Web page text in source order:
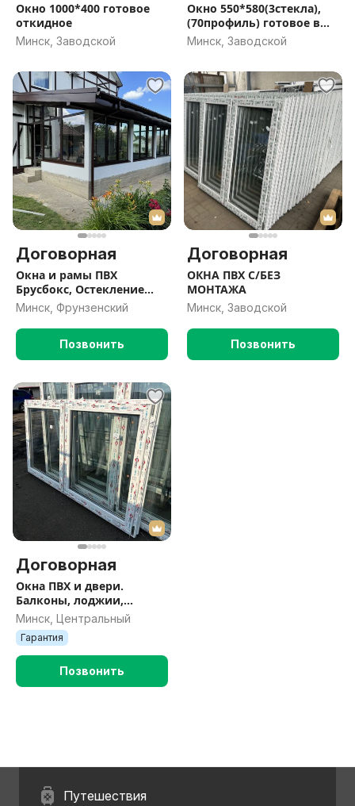
Окно 1000*400 готовое
откидное
Минск, Заводской
Окно 550*580(3стекла),
(70профиль) готовое в
наличии
Минск, Заводской
Договорная
Окна и рамы ПВХ
Брусбокс, Остекление
Террас, Дач , Домов
Минск, Фрунзенский
Позвонить
Договорная
ОКНА ПВХ С/БЕЗ
МОНТАЖА
Минск, Заводской
Позвонить
Договорная
Окна ПВХ и двери.
Балконы, лоджии,
террасы. Монтаж и
отделка. Стеклопакеты
Минск, Центральный
Гарантия
Позвонить
Путешествия